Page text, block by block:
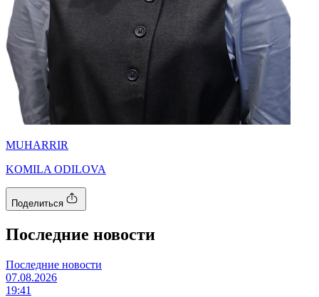
MUHARRIR
KOMILA ODILOVA
Поделиться
Последние новости
Последние новости
07.08.2026
19:41